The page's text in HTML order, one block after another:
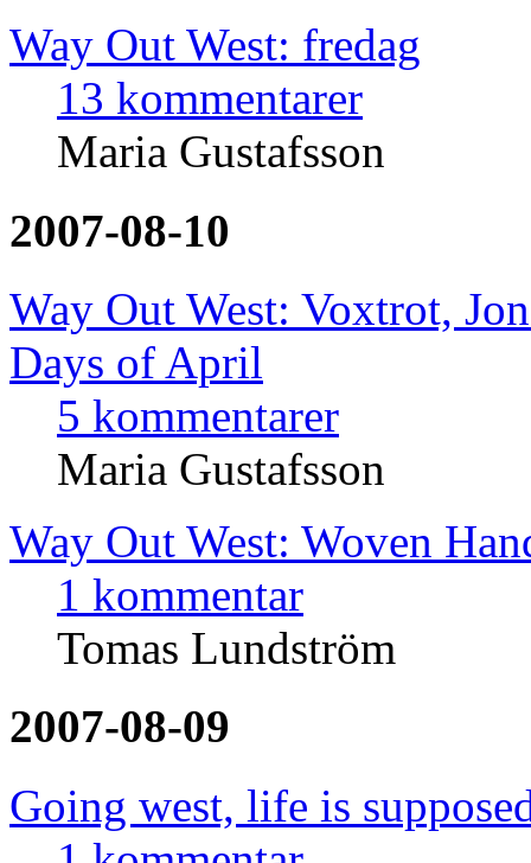
Way Out West: fredag
13 kommentarer
Maria Gustafsson
2007-08-10
Way Out West: Voxtrot,
Days of April
5 kommentarer
Maria Gustafsson
Way Out West: Woven
1 kommentar
Tomas Lundström
2007-08-09
Going west, life is